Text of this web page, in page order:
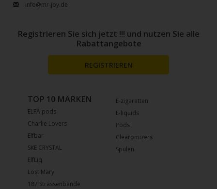
info@mr-joy.de
E-zigaretten
E-liquids
Pods
Clearomizers
Spulen
TOP 10 MARKEN
ELFA pods
Charlie Lovers
Elfbar
SKE CRYSTAL
ElfLiq
Lost Mary
187 Strassenbande
Registrieren Sie sich jetzt !!! und nutzen Sie alle
Rabattangebote
REGISTRIEREN